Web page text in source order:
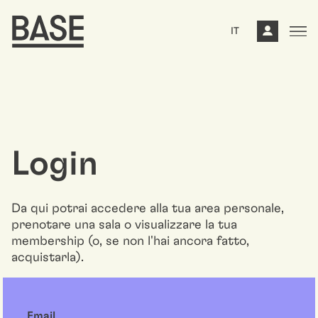
IT
Login
Da qui potrai accedere alla tua area personale,
prenotare una sala o visualizzare la tua
membership (o, se non l'hai ancora fatto,
acquistarla).